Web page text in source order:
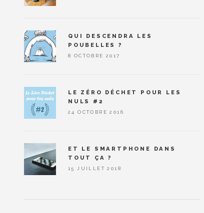
QUI DESCENDRA LES
POUBELLES ?
8 OCTOBRE 2017
LE ZÉRO DÉCHET POUR LES
NULS #2
24 OCTOBRE 2016
ET LE SMARTPHONE DANS
TOUT ÇA ?
15 JUILLET 2018